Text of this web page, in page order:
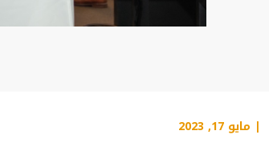
| مايو 17, 2023